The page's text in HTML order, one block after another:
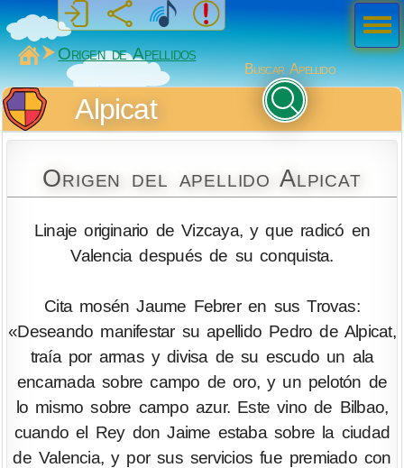
MiSabueso
Origen de Apellidos
Buscar Apellido
Alpicat
Origen del apellido Alpicat
Linaje originario de Vizcaya, y que radicó en
Valencia después de su conquista.
Cita mosén Jaume Febrer en sus Trovas:
«Deseando manifestar su apellido Pedro de Alpicat,
traía por armas y divisa de su escudo un ala
encarnada sobre campo de oro, y un pelotón de
lo mismo sobre campo azur. Este vino de Bilbao,
cuando el Rey don Jaime estaba sobre la ciudad
de Valencia, y por sus servicios fue premiado con
Men
ú